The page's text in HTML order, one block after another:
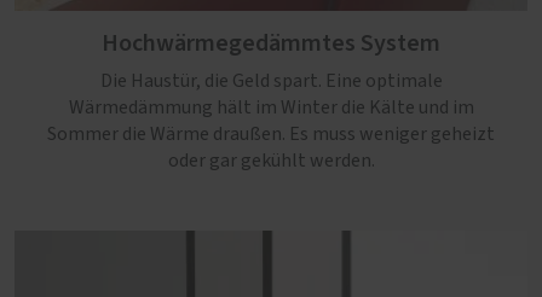
Hochwärmegedämmtes System
Die Haustür, die Geld spart. Eine optimale
Wärmedämmung hält im Winter die Kälte und im
Sommer die Wärme draußen. Es muss weniger geheizt
oder gar gekühlt werden.